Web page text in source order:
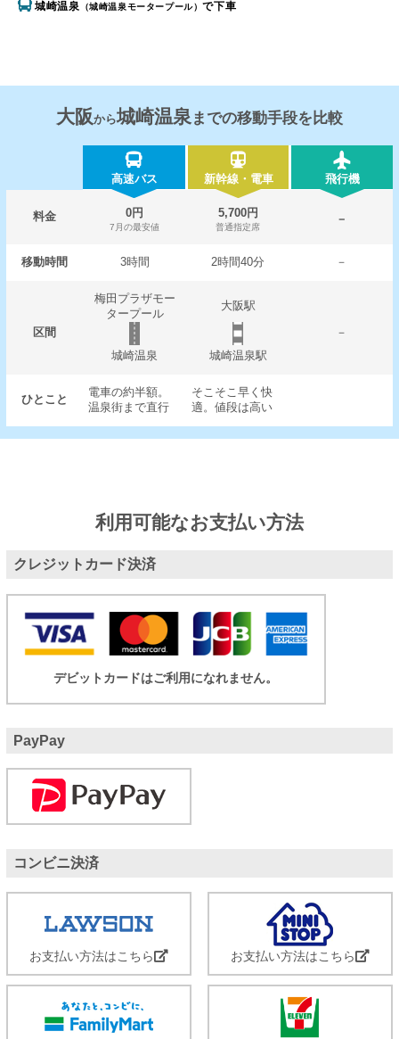
城崎温泉 （城崎温泉モータープール）で下車
大阪から城崎温泉 までの移動手段を比較
高速バス 新幹線・電車 飛行機
料金 0円
7月の最安値
5,700円
普通指定席
－
移動時間 3時間 2時間40分 －
区間
梅田プラザモー
タープール
大阪駅
－
城崎温泉
城崎温泉駅
ひとこと
電車の約半額。
温泉街まで直行
そこそこ早く快
適。値段は高い
利用可能なお支払い方法
クレジットカード決済
デビットカードはご利用になれません。
PayPay
コンビニ決済
お支払い方法はこちら お支払い方法はこちら